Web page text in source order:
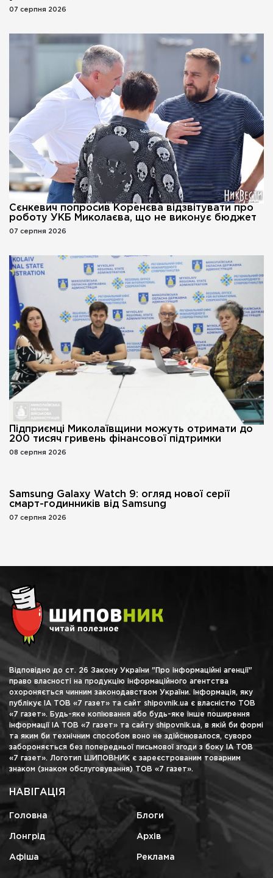
07 серпня 2026
Сєнкевич попросив Коренєва відзвітувати про
роботу УКБ Миколаєва, що не виконує бюджет
07 серпня 2026
Підприємці Миколаївщини можуть отримати до
200 тисяч гривень фінансової підтримки
08 серпня 2026
Samsung Galaxy Watch 9: огляд нової серії
смарт-годинників від Samsung
07 серпня 2026
Відповідно до ст. 26 Закону України "Про інформаційні агенції"
право власності на продукцію інформаційного агентства
охороняється чинним законодавством України. Інформація, яку
публікує ІА ТОВ «7 газет» та сайт shipovnik.ua є власністю ТОВ
«7 газет». Будь-яке копіювання або будь-яке інше поширення
інформації ІА ТОВ «7 газет» та сайту shipovnik.ua, в якій би формі
та яким би технічним способом воно не здійснювалося, суворо
забороняється без попередньої письмової згоди з боку ІА ТОВ
«7 газет». Логотип ШИПОВНИК є зареєстрованим товарним
знаком (знаком обслуговування) ТОВ «7 газет».
НАВІГАЦІЯ
Головна Блоги
Лонгрід Архів
Афіша Реклама